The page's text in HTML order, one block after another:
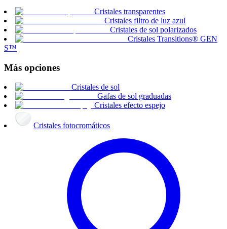
Cristales transparentes
Cristales filtro de luz azul
Cristales de sol polarizados
Cristales Transitions® GEN
S™
Más opciones
Cristales de sol
Gafas de sol graduadas
Cristales efecto espejo
Cristales fotocromáticos